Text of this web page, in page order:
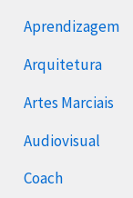
Aprendizagem
Arquitetura
Artes Marciais
Audiovisual
Coach